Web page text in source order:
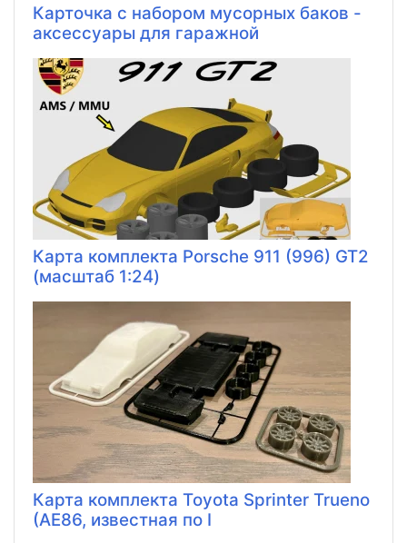
Карточка с набором мусорных баков -
аксессуары для гаражной
Карта комплекта Porsche 911 (996) GT2
(масштаб 1:24)
Карта комплекта Toyota Sprinter Trueno
(AE86, известная по I